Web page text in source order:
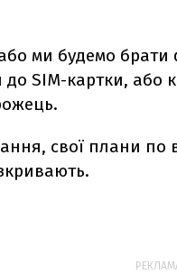
ми будемо брати
до SIM-картки, або
свої плани по